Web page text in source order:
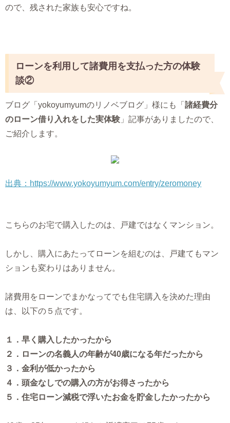
ので、残された家族も安心ですね。
ローンを利用して諸費用を支払った方の体験
談②
ブログ「yokoyumyumのリノベブログ」様にも「 諸経費分
のローン借り入れをした実体験」記事がありましたので、
ご紹介します。
出典：https://www.yokoyumyum.com/entry/zeromoney
こちらのお宅で購入したのは、戸建ではなくマンション。
しかし、購入にあたってローンを組むのは、戸建てもマン
ションも変わりはありません。
諸費用をローンでまかなってでも住宅購入を決めた理由
は、以下の５点です。
１．早く購入したかったから
２．ローンの名義人の年齢が40歳になる年だったから
３．金利が低かったから
４．頭金なしでの購入の方がお得さったから
５．住宅ローン減税で浮いたお金を貯金したかったから